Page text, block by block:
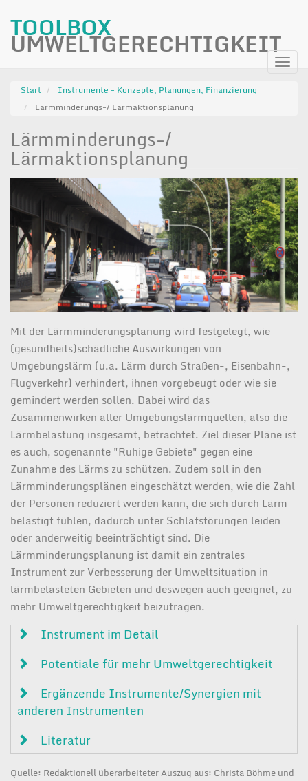
Direkt
Inhalt
TOOLBOX
UMWELTGERECHTIGKEIT
Start
Instrumente - Konzepte, Planungen, Finanzierung
Lärmminderungs-/ Lärmaktionsplanung
Lärmminderungs-/
Lärmaktionsplanung
Mit der Lärmminderungsplanung wird festgelegt, wie
(gesundheits)schädliche Auswirkungen von
Umgebungslärm (u.a. Lärm durch Straßen-, Eisenbahn-,
Flugverkehr) verhindert, ihnen vorgebeugt oder wie sie
gemindert werden sollen. Dabei wird das
Zusammenwirken aller Umgebungslärmquellen, also die
Lärmbelastung insgesamt, betrachtet. Ziel dieser Pläne ist
es auch, sogenannte "Ruhige Gebiete" gegen eine
Zunahme des Lärms zu schützen. Zudem soll in den
Lärmminderungsplänen eingeschätzt werden, wie die Zahl
der Personen reduziert werden kann, die sich durch Lärm
belästigt fühlen, dadurch unter Schlafstörungen leiden
oder anderweitig beeinträchtigt sind. Die
Lärmminderungsplanung ist damit ein zentrales
Instrument zur Verbesserung der Umweltsituation in
lärmbelasteten Gebieten und deswegen auch geeignet, zu
mehr Umweltgerechtigkeit beizutragen.
Instrument im Detail
Potentiale für mehr Umweltgerechtigkeit
Ergänzende Instrumente/Synergien mit
anderen Instrumenten
Literatur
Fussnote
Quelle: Redaktionell überarbeiteter Auszug aus: Christa Böhme und